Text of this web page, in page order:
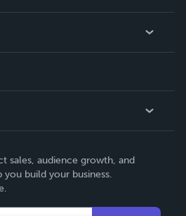
sales, audience growth, and
build your business.